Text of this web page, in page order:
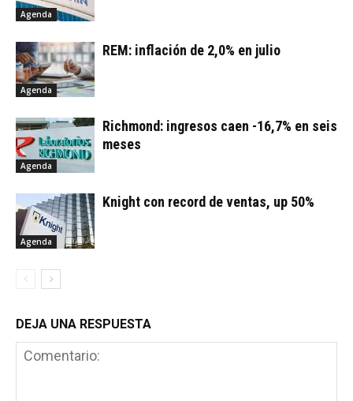
Agenda
Agenda
REM: inflación de 2,0% en julio
Agenda
Richmond: ingresos caen -16,7% en seis
meses
Agenda
Knight con record de ventas, up 50%
DEJA UNA RESPUESTA